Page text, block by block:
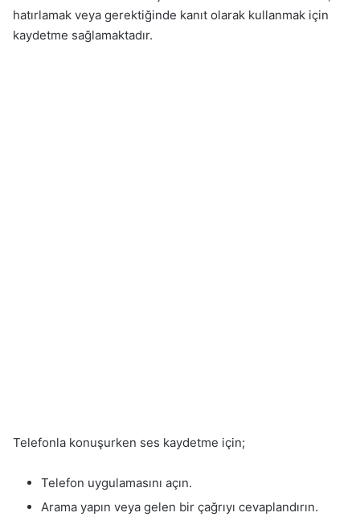
hatırlamak veya gerektiğinde kanıt olarak kullanmak için
kaydetme sağlamaktadır.
Telefonla konuşurken ses kaydetme için;
Telefon uygulamasını açın.
Arama yapın veya gelen bir çağrıyı cevaplandırın.